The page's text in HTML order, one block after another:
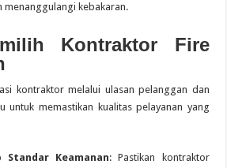
kebakaran.
Kontraktor Fire
kontraktor melalui ulasan pelanggan dan
untuk memastikan kualitas pelayanan yang
Keamanan: Pastikan kontraktor